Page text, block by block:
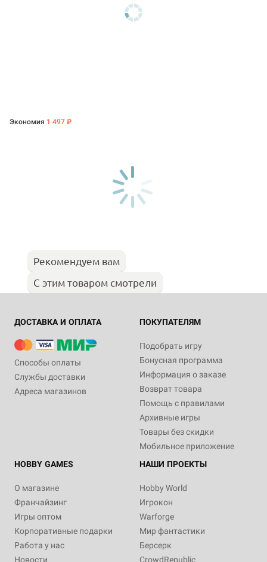
Экономия 1 497 ₽
Рекомендуем вам
С этим товаром смотрели
ДОСТАВКА И ОПЛАТА
Способы оплаты
Службы доставки
Адреса магазинов
ПОКУПАТЕЛЯМ
Подобрать игру
Бонусная программа
Информация о заказе
Возврат товара
Помощь с правилами
Архивные игры
Товары без скидки
Мобильное приложение
HOBBY GAMES
О магазине
Франчайзинг
Игры оптом
Корпоративные подарки
Работа у нас
Новости
НАШИ ПРОЕКТЫ
Hobby World
Игрокон
Warforge
Мир фантастики
Берсерк
CrowdRepublic